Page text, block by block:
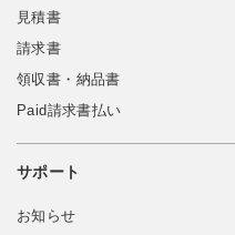
見積書
請求書
領収書・納品書
Paid請求書払い
サポート
お知らせ